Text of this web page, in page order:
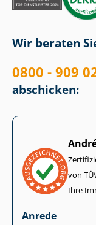
Wir beraten
0800 - 909
abschicken:
von
Ihre
Anrede